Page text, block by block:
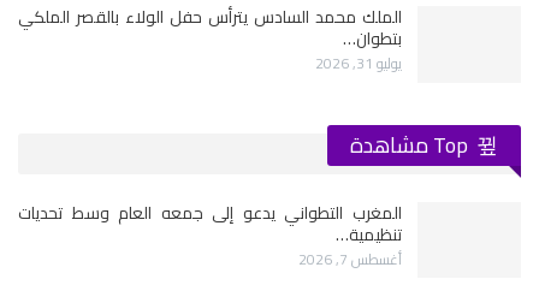
الملك محمد السادس يترأس حفل الولاء بالقصر الملكي
بتطوان…
يوليو 31, 2026
المغرب التطواني يدعو إلى جمعه العام وسط تحديات
تنظيمية…
أغسطس 7, 2026